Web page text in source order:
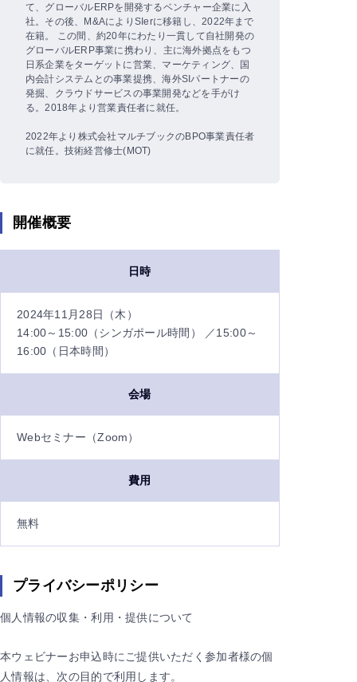
て、グローバルERPを開発するベンチャー企業に入
社。その後、M&AによりSIerに移籍し、2022年まで
在籍。 この間、約20年にわたり一貫して自社開発の
グローバルERP事業に携わり、主に海外拠点をもつ
日系企業をターゲットに営業、マーケティング、国
内会計システムとの事業提携、海外SIパートナーの
発掘、クラウドサービスの事業開発などを手がけ
る。2018年より営業責任者に就任。
2022年より株式会社マルチブックのBPO事業責任者
に就任。技術経営修士(MOT)
開催概要
日時
2024年11月28日（木）
14:00～15:00（シンガポール時間） ／15:00～
16:00（日本時間）
会場
Webセミナー（Zoom）
費用
無料
プライバシーポリシー
個人情報の収集・利用・提供について
本ウェビナーお申込時にご提供いただく参加者様の個
人情報は、次の目的で利用します。